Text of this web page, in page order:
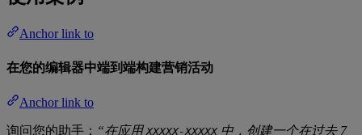
Anchor link to
在您的编辑器中端到端构建营销活动
Anchor link to
询问您的助手： “在应用 XXXXX-XXXXX 中，创建一个在过去 7